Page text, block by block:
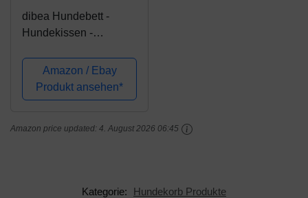
dibea Hundebett -
Hundekissen -
mit Wendekissen
(Größe und Farbe
wählbar) (110x80x23
Amazon / Ebay
Produkt ansehen*
Amazon price updated: 4. August 2026 06:45
Kategorie:
Hundekorb Produkte